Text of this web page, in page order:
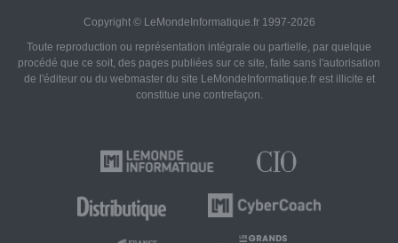
Copyright © LeMondeInformatique.fr 1997-2026
Toute reproduction ou représentation intégrale ou partielle, par quelque
procédé que ce soit, des pages publiées sur ce site, faite sans l'autorisation
de l'éditeur ou du webmaster du site LeMondeInformatique.fr est illicite et
constitue une contrefaçon.